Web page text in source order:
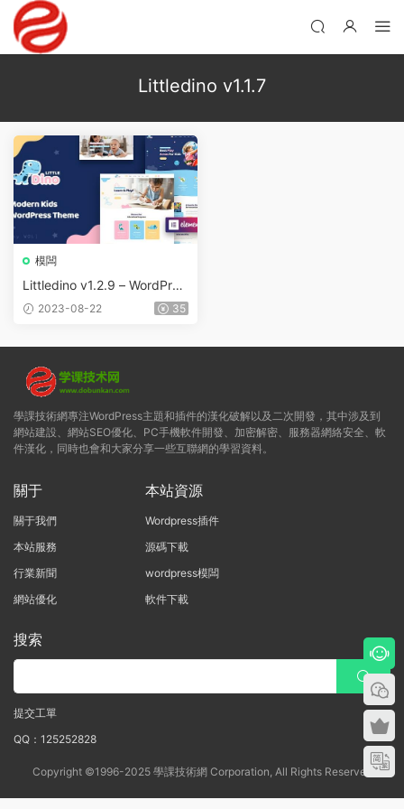
Littledino v1.1.7
模闆
Littledino v1.2.9 – WordPres
s兒童主題
2023-08-22 35
學課技術網專注WordPress主題和插件的漢化破解以及二次開發，其中涉及到
網站建設、網站SEO優化、PC手機軟件開發、加密解密、服務器網絡安全、軟
件漢化，同時也會和大家分享一些互聯網的學習資料。
關于
關于我們
本站服務
行業新聞
網站優化
本站資源
Wordpress插件
源碼下載
wordpress模闆
軟件下載
搜索
提交工單
QQ：125252828
Copyright ©1996-2025 學課技術網 Corporation, All Rights Reserved